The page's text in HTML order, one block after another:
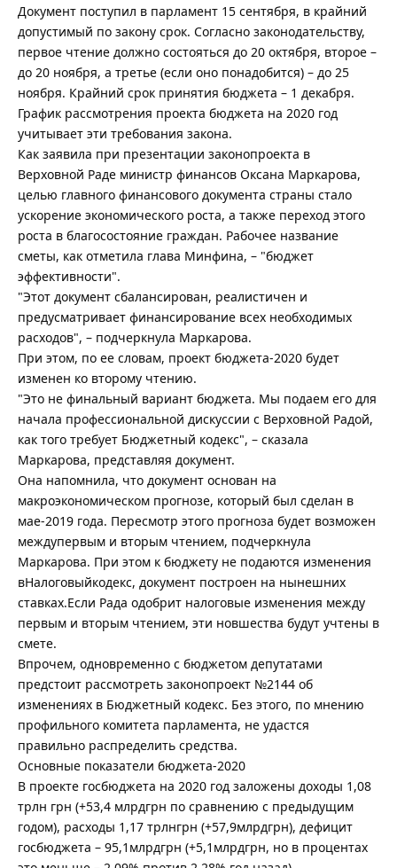
Документ поступил в парламент 15 сентября, в крайний
допустимый по закону срок. Согласно законодательству,
первое чтение должно состояться до 20 октября, второе –
до 20 ноября, а третье (если оно понадобится) – до 25
ноября. Крайний срок принятия бюджета – 1 декабря.
График рассмотрения проекта бюджета на 2020 год
учитывает эти требования закона.
Как заявила при презентации законопроекта в
Верховной Раде министр финансов Оксана Маркарова,
целью главного финансового документа страны стало
ускорение экономического роста, а также переход этого
роста в благосостояние граждан. Рабочее название
сметы, как отметила глава Минфина, – "бюджет
эффективности".
"Этот документ сбалансирован, реалистичен и
предусматривает финансирование всех необходимых
расходов", – подчеркнула Маркарова.
При этом, по ее словам, проект бюджета-2020 будет
изменен ко второму чтению.
"Это не финальный вариант бюджета. Мы подаем его для
начала профессиональной дискуссии с Верховной Радой,
как того требует Бюджетный кодекс", – сказала
Маркарова, представляя документ.
Она напомнила, что документ основан на
макроэкономическом прогнозе, который был сделан в
мае-2019 года. Пересмотр этого прогноза будет возможен
междупервым и вторым чтением, подчеркнула
Маркарова. При этом к бюджету не подаются изменения
вНалоговыйкодекс, документ построен на нынешних
ставках.Если Рада одобрит налоговые изменения между
первым и вторым чтением, эти новшества будут учтены в
смете.
Впрочем, одновременно с бюджетом депутатами
предстоит рассмотреть законопроект №2144 об
изменениях в Бюджетный кодекс. Без этого, по мнению
профильного комитета парламента, не удастся
правильно распределить средства.
Основные показатели бюджета-2020
В проекте госбюджета на 2020 год заложены доходы 1,08
трлн грн (+53,4 млрдгрн по сравнению с предыдущим
годом), расходы 1,17 трлнгрн (+57,9млрдгрн), дефицит
госбюджета – 95,1млрдгрн (+5,1млрдгрн, но в процентах